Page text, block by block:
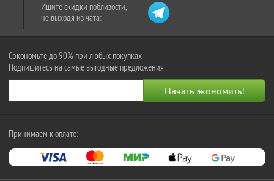
Ищите скидки поблизости,
не выходя из чата:
Сэкономьте до 90% при любых покупках
Подпишитесь на самые выгодные предложения
Принимаем к оплате: